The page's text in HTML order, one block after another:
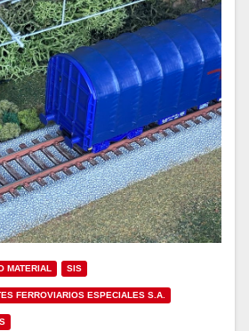
MATERIAL SIS
FERROVIARIOS ESPECIALES S.A.